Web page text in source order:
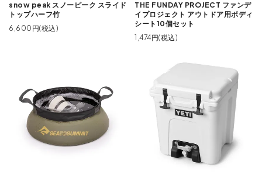
snow peak スノーピーク スライド
トップハーフ竹
6,600円(税込)
THE FUNDAY PROJECT ファンデ
イプロジェクト アウトドア用ボディ
シート10個セット
1,474円(税込)